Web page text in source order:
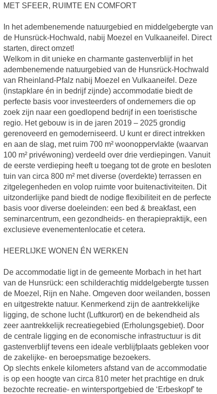
MET SFEER, RUIMTE EN COMFORT
In het adembenemende natuurgebied en middelgebergte van
de Hunsrück-Hochwald, nabij Moezel en Vulkaaneifel. Direct
starten, direct omzet!
Welkom in dit unieke en charmante gastenverblijf in het
adembenemende natuurgebied van de Hunsrück-Hochwald
van Rheinland-Pfalz nabij Moezel en Vulkaaneifel. Deze
(instapklare én in bedrijf zijnde) accommodatie biedt de
perfecte basis voor investeerders of ondernemers die op
zoek zijn naar een goedlopend bedrijf in een toeristische
regio. Het gebouw is in de jaren 2019 – 2025 grondig
gerenoveerd en gemoderniseerd. U kunt er direct intrekken
en aan de slag, met ruim 700 m² woonoppervlakte (waarvan
100 m² privéwoning) verdeeld over drie verdiepingen. Vanuit
de eerste verdieping heeft u toegang tot de grote en besloten
tuin van circa 800 m² met diverse (overdekte) terrassen en
zitgelegenheden en volop ruimte voor buitenactiviteiten. Dit
uitzonderlijke pand biedt de nodige flexibiliteit en de perfecte
basis voor diverse doeleinden: een bed & breakfast, een
seminarcentrum, een gezondheids- en therapiepraktijk, een
exclusieve evenementenlocatie et cetera.
HEERLIJKE WONEN ÉN WERKEN
De accommodatie ligt in de gemeente Morbach in het hart
van de Hunsrück: een schilderachtig middelgebergte tussen
de Moezel, Rijn en Nahe. Omgeven door weilanden, bossen
en uitgestrekte natuur. Kenmerkend zijn de aantrekkelijke
ligging, de schone lucht (Luftkurort) en de bekendheid als
zeer aantrekkelijk recreatiegebied (Erholungsgebiet). Door
de centrale ligging en de economische infrastructuur is dit
gastenverblijf tevens een ideale verblijfplaats gebleken voor
de zakelijke- en beroepsmatige bezoekers.
Op slechts enkele kilometers afstand van de accommodatie
is op een hoogte van circa 810 meter het prachtige en druk
bezochte recreatie- en wintersportgebied de ‘Erbeskopf’ te